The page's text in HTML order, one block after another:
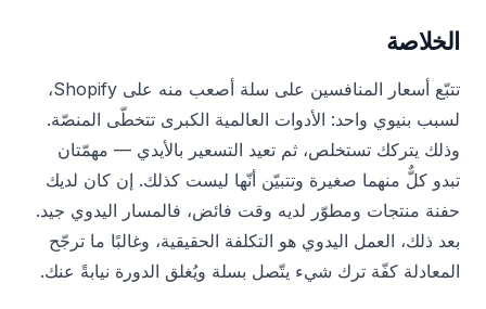
الخلاصة
تتبّع أسعار المنافسين على سلة أصعب منه على Shopify،
لسبب بنيوي واحد: الأدوات العالمية الكبرى تتخطّى المنصّة.
وذلك يتركك تستخلص، ثم تعيد التسعير بالأيدي — مهمّتان
تبدو كلٌّ منهما صغيرة وتتبيّن أنّها ليست كذلك. إن كان لديك
حفنة منتجات ومطوّر لديه وقت فائض، فالمسار اليدوي جيد.
بعد ذلك، العمل اليدوي هو التكلفة الحقيقية، وغالبًا ما ترجّح
المعادلة كفّة ترك شيء يتّصل بسلة ويُغلق الدورة نيابةً عنك.